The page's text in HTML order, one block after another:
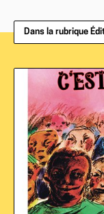
Dans la rubrique